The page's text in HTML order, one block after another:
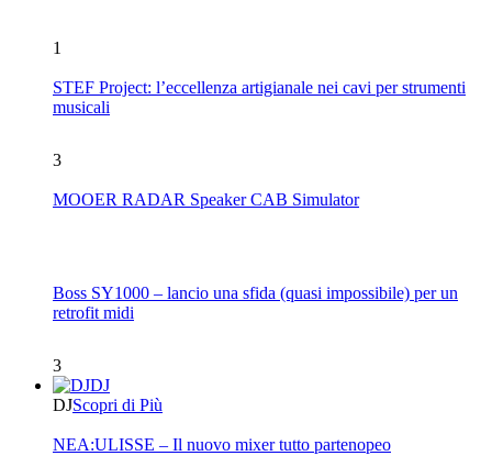
1
STEF Project: l’eccellenza artigianale nei cavi per strumenti
musicali
3
MOOER RADAR Speaker CAB Simulator
Boss SY1000 – lancio una sfida (quasi impossibile) per un
retrofit midi
3
DJ
DJScopri di Più
NEA:ULISSE – Il nuovo mixer tutto partenopeo